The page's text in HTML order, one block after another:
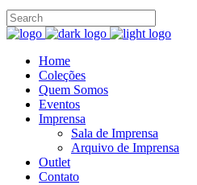
Home
Coleções
Quem Somos
Eventos
Imprensa
Sala de Imprensa
Arquivo de Imprensa
Outlet
Contato